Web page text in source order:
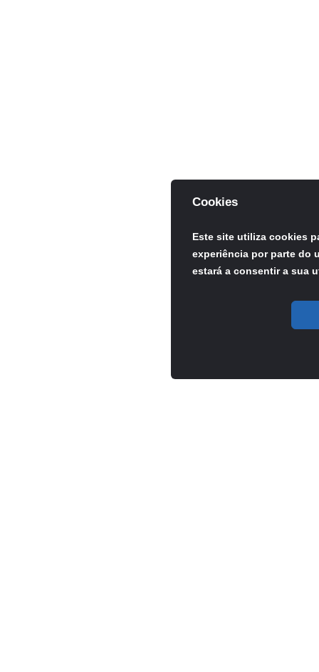
Cookies
Este site utiliza cookies
experiência por parte do
estará a consentir a sua